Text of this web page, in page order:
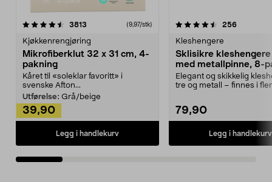
3813 anmeldelser(9,97/stk)
Kjøkkenrengjøring
Mikrofiberklut 32 x 31 cm, 4-
pakning
Kåret til «soleklar favoritt» i
svenske Afton...
Utførelse: Grå/beige
39,90
Legg i handlekurv
4.5av 5 stjerner 256
Kleshengere
Sklisikre
med metallpinne, 8-
Elegant og skikkelig
tre og metall – finnes i
79,90
Legg i handlekurv
4.5av 5 stjerner